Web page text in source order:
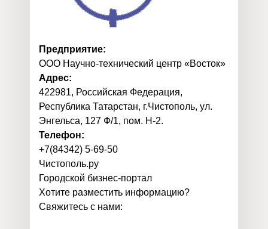
Предприятие:
ООО Научно-технический центр «Восток»
Адрес:
422981, Российская Федерация,
Республика Татарстан, г.Чистополь, ул.
Энгельса, 127 Ф/1, пом. Н-2.
Телефон:
+7(84342) 5-69-50
Чистополь.ру
Городской бизнес-портал
Хотите разместить информацию?
Свяжитесь с нами: